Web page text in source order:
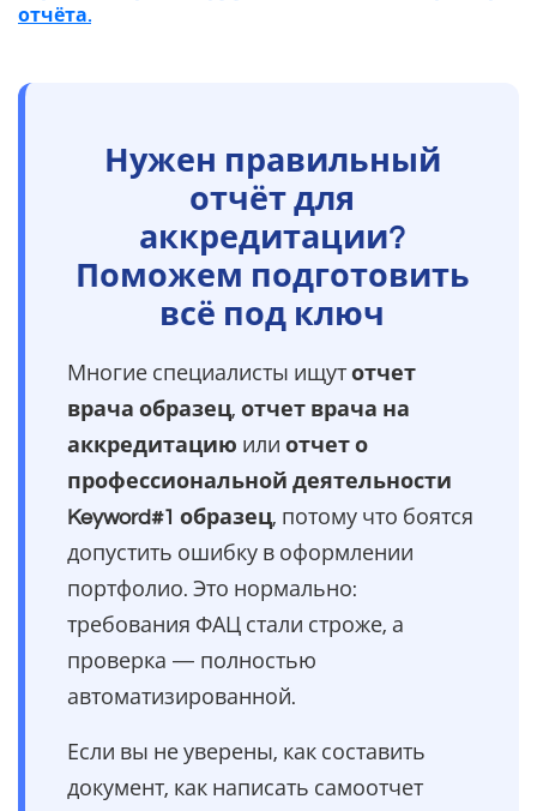
отчёта.
Нужен правильный
отчёт для
аккредитации?
Поможем подготовить
всё под ключ
Многие специалисты ищут отчет
врача образец, отчет врача на
аккредитацию или отчет о
профессиональной деятельности
Keyword#1 образец, потому что боятся
допустить ошибку в оформлении
портфолио. Это нормально:
требования ФАЦ стали строже, а
проверка — полностью
автоматизированной.
Если вы не уверены, как составить
документ, как написать самоотчет